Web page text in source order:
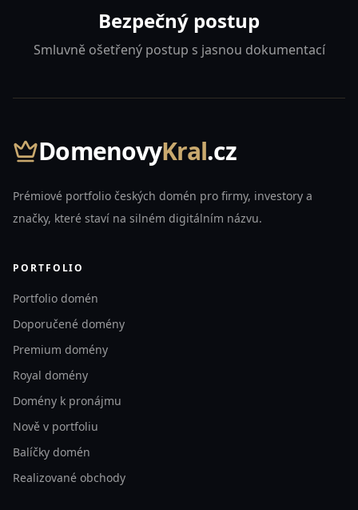
Bezpečný postup
Smluvně ošetřený postup s jasnou dokumentací
DomenovyKral.cz
Prémiové portfolio českých domén pro firmy, investory a
značky, které staví na silném digitálním názvu.
PORTFOLIO
Portfolio domén
Doporučené domény
Premium domény
Royal domény
Domény k pronájmu
Nově v portfoliu
Balíčky domén
Realizované obchody